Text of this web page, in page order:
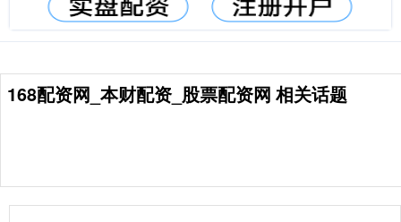
168配资网_本财配资_股票配资网 相关话题